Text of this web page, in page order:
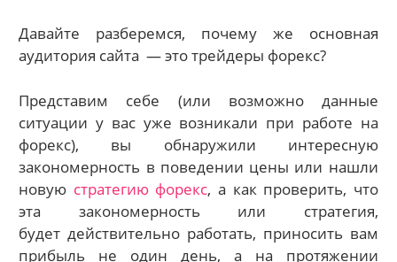
Давайте разберемся, почему же основная
аудитория сайта — это трейдеры форекс?
Представим себе (или возможно данные
ситуации у вас уже возникали при работе на
форекс), вы обнаружили интересную
закономерность в поведении цены или нашли
новую стратегию форекс, а как проверить, что
эта закономерность или стратегия,
будет действительно работать, приносить вам
прибыль не один день, а на протяжении